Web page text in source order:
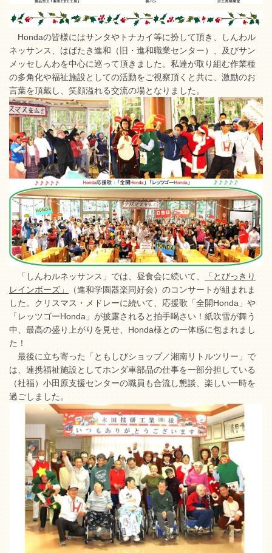
Hondaの皆様にはサンタやトナカイ等に扮して頂き、しんわル
ネッサンス、はばたき進和（旧・進和職業センター）、及びサン
メッセしんわを中心に巡って頂きました。私達が取り組む作業種
の多角化や福祉施設としての活動をご視察頂くと共に、激励のお
言葉を頂戴し、笑顔溢れる交流の場となりました。
「しんわルネッサンス」では、昼食会に続いて、「とびっきり
レインボーズ」（進和学園器楽同好会）のコンサートが組まれま
した。クリスマス・メドレーに続いて、応援歌「全開Honda」や
「レッツゴーHonda」が披露されると拍手喝さい！紙吹雪が舞う
中、最高の盛り上がりを見せ、Honda様との一体感に包まれまし
た！
最後に立ち寄った「ともしびショップ／湘南リトルツリー」で
は、連携福祉施設としてホンダ車部品の仕事を一部分担している
（社福）小田原支援センターの職員も合流し懇談、楽しい一時を
過ごしました。